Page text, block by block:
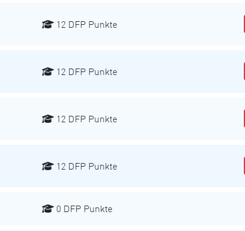
12 DFP Punkte
12 DFP Punkte
12 DFP Punkte
12 DFP Punkte
0 DFP Punkte